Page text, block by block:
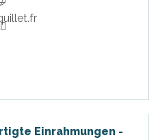
Einrahmungen -